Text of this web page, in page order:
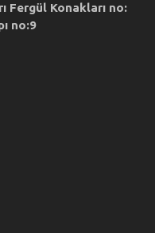
Fergül Konakları no:
no:9